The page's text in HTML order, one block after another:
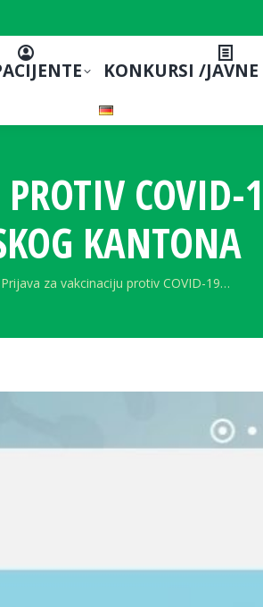
KONKURSI /
COVID-
KANTONA
Prijava za vakcinaciju protiv COVID-19…